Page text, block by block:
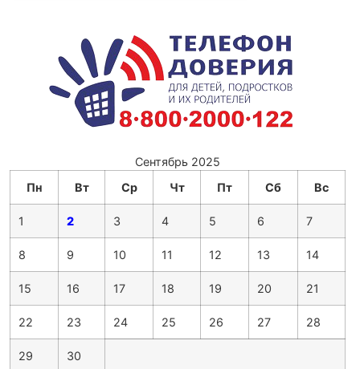
Сентябрь 2025
Пн
Вт Ср Чт Пт Сб Вс
1 2 3 4 5 6 7
8 9 10 11 12 13 14
15 16 17 18 19 20 21
22 23 24 25 26 27 28
29 30